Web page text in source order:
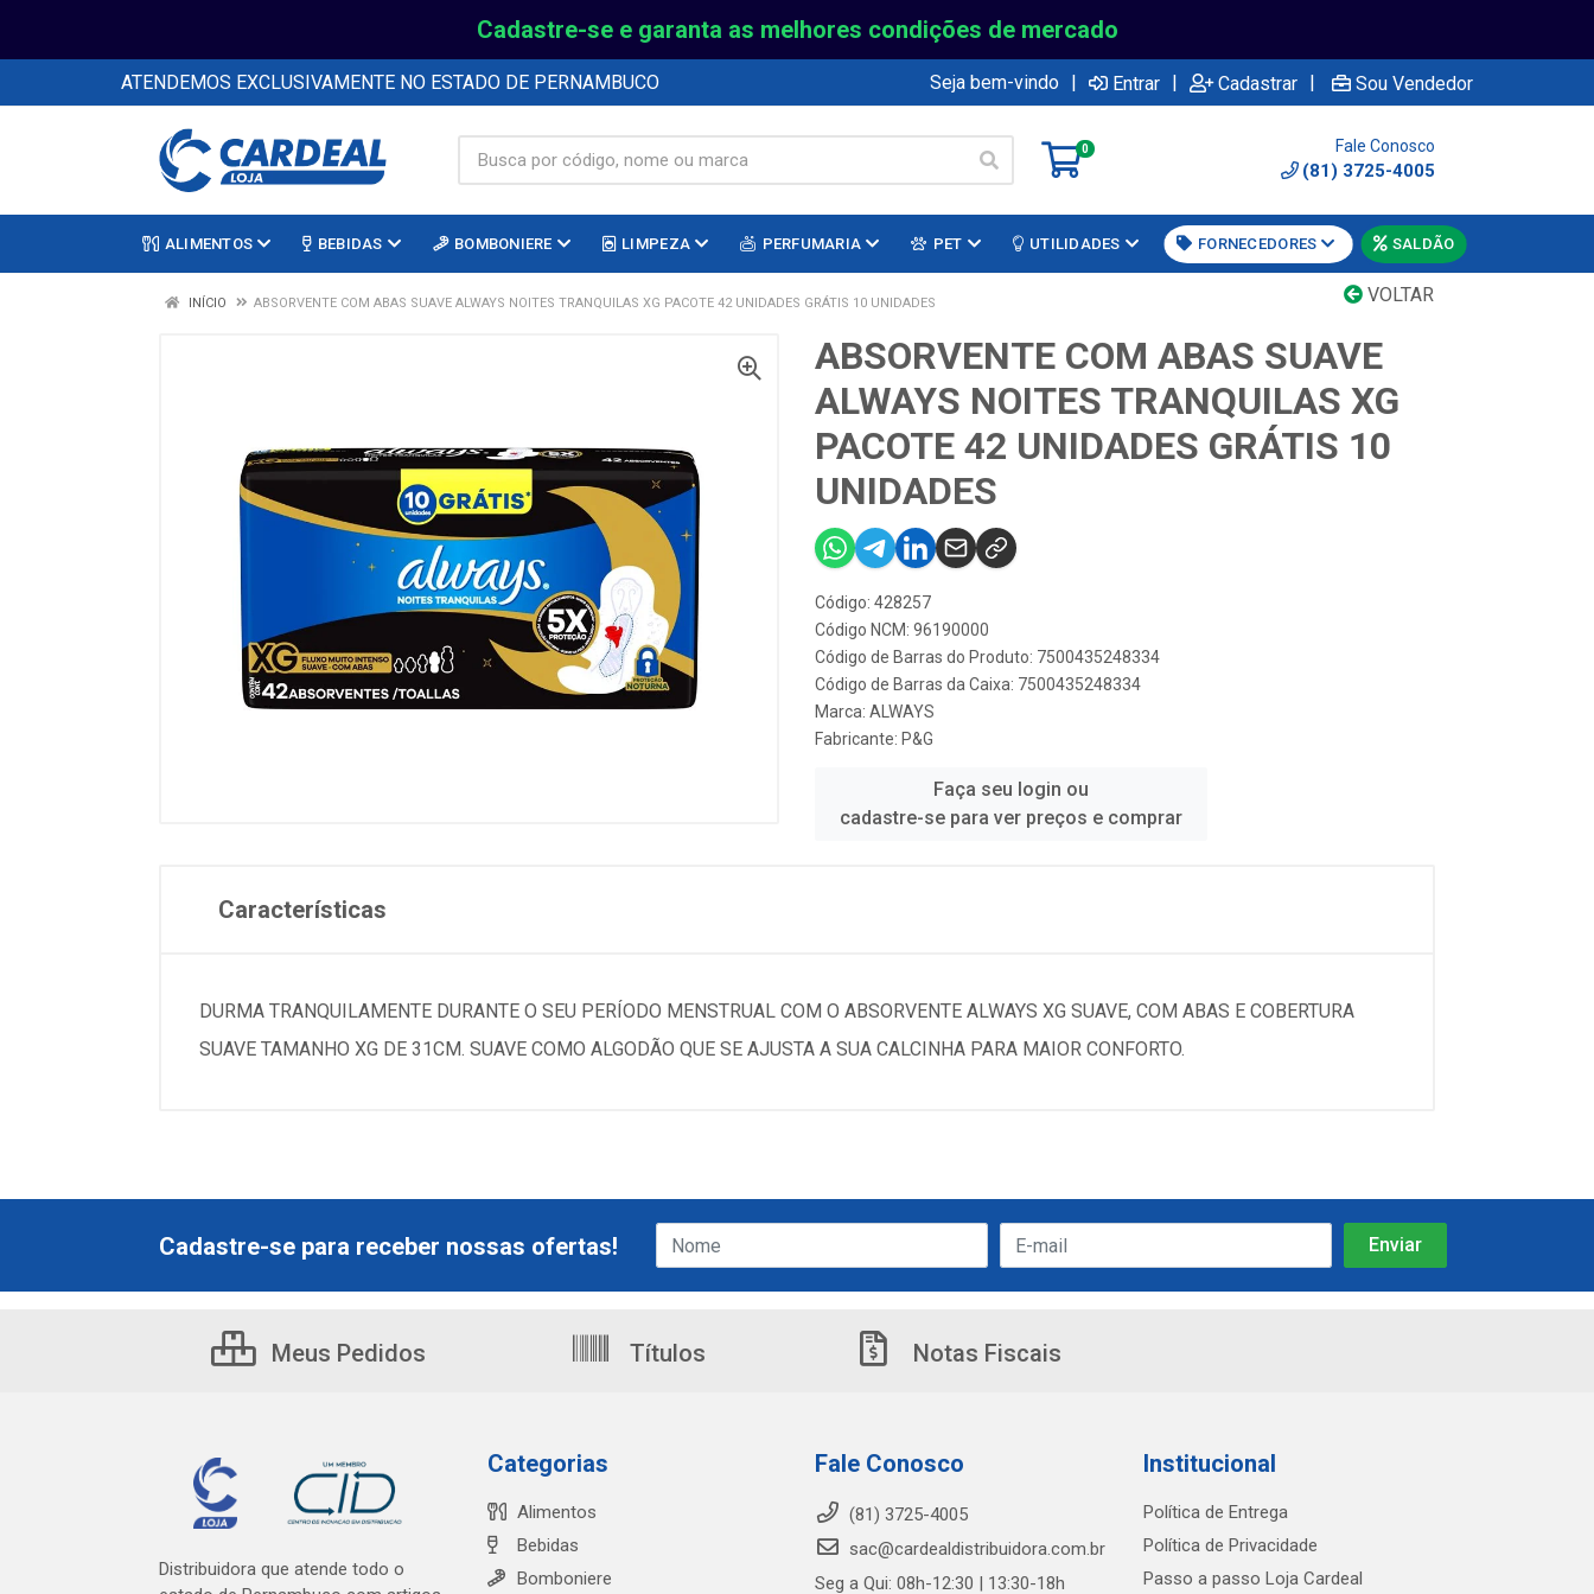
Cadastre-se e garanta as melhores condições de mercado
ATENDEMOS EXCLUSIVAMENTE NO ESTADO DE PERNAMBUCO Seja bem-vindo | Entrar | Cadastrar | Sou Vendedor
0 Fale Conosco
(81) 3725-4005
ALIMENTOS BEBIDAS BOMBONIERE LIMPEZA PERFUMARIA PET UTILIDADES FORNECEDORES SALDÃO
VOLTAR
INÍCIO ABSORVENTE COM ABAS SUAVE ALWAYS NOITES TRANQUILAS XG PACOTE 42 UNIDADES GRÁTIS 10 UNIDADES
ABSORVENTE COM ABAS SUAVE
ALWAYS NOITES TRANQUILAS XG
PACOTE 42 UNIDADES GRÁTIS 10
UNIDADES
Código: 428257
Código NCM: 96190000
Código de Barras do Produto: 7500435248334
Código de Barras da Caixa: 7500435248334
Marca: ALWAYS
Fabricante: P&G
Faça seu login ou
cadastre-se para ver preços e comprar
Características
DURMA TRANQUILAMENTE DURANTE O SEU PERÍODO MENSTRUAL COM O ABSORVENTE ALWAYS XG SUAVE, COM ABAS E COBERTURA
SUAVE TAMANHO XG DE 31CM. SUAVE COMO ALGODÃO QUE SE AJUSTA A SUA CALCINHA PARA MAIOR CONFORTO.
Cadastre-se para receber nossas ofertas!
Meus Pedidos Títulos Notas Fiscais
Distribuidora que atende todo o
Categorias
Alimentos
Bebidas
Bomboniere
Fale Conosco
(81) 3725-4005
sac@cardealdistribuidora.com.br
Seg a Qui: 08h-12:30 | 13:30-18h
Institucional
Política de Entrega
Política de Privacidade
Passo a passo Loja Cardeal